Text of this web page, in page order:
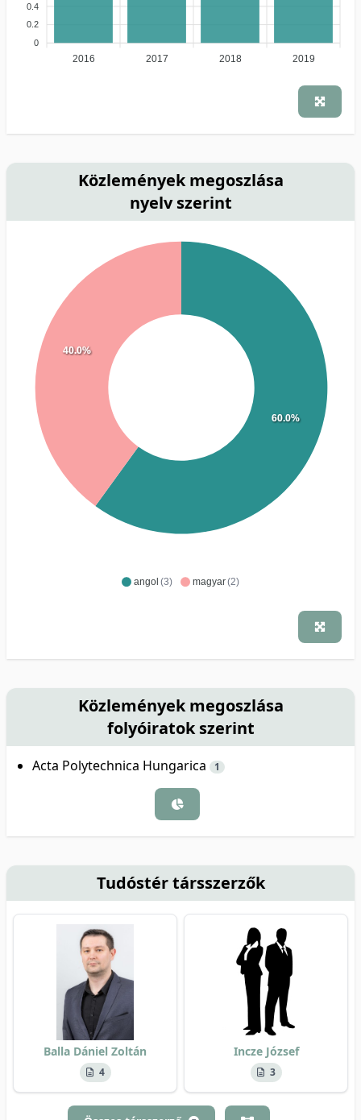
0.4
0.2
0
2016 2017 2018 2019
Közlemények megoszlása
nyelv szerint
angol (3) magyar(2)
60.0%
40.0%
Közlemények megoszlása
folyóiratok szerint
Acta Polytechnica Hungarica 1
Tudóstér társszerzők
Balla Dániel Zoltán
4
Incze József
3